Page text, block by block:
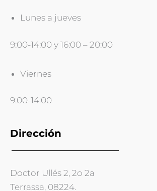
Lunes a jueves
9:00-14:00 y 16:00 – 20:00
Viernes
9:00-14:00
Dirección
Doctor Ullés 2, 2o 2a
Terrassa, 08224.